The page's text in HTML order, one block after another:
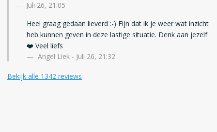
Juli 26, 21:05
Heel graag gedaan lieverd :-) Fijn dat ik je weer wat inzicht
heb kunnen geven in deze lastige situatie. Denk aan jezelf
❤️ Veel liefs
Angel Liek - Juli 26, 21:32
Bekijk alle 1342 reviews